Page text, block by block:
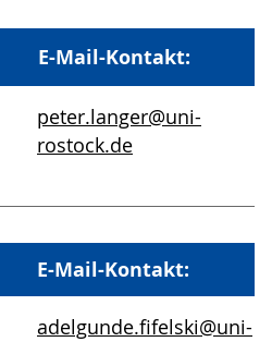
E-Mail-Kontakt:
peter.langer@uni-
rostock.de
E-Mail-Kontakt:
adelgunde.fifelski@uni-